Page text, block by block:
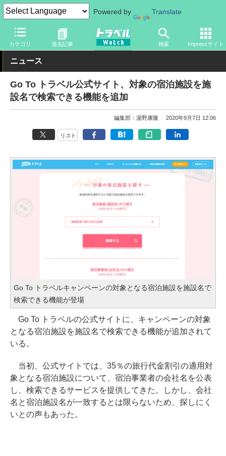
Powered by Translate
カテゴリ 過去記事 検索 Impressサイト
トラベル Watch 企業・政府・官庁 政府・官庁 観光庁
ニュース
Go To トラベル公式サイト、対象の宿泊施設を施
設名で検索できる機能を追加
編集部：湯野康隆 2020年9月7日 12:06
リスト
Go To トラベルキャンペーンの対象となる宿泊施設を施設名で
検索できる機能が登場
Go To トラベルの公式サイトに、キャンペーンの対象
となる宿泊施設を施設名で検索できる機能が追加されて
いる。
当初、公式サイトでは、35％の旅行代金割引の適用対
象となる宿泊施設について、宿泊事業者の会社名を公表
し、検索できるサービスを提供してきた。しかし、会社
名と宿泊施設名が一致するとは限らないため、探しにく
いとの声もあった。